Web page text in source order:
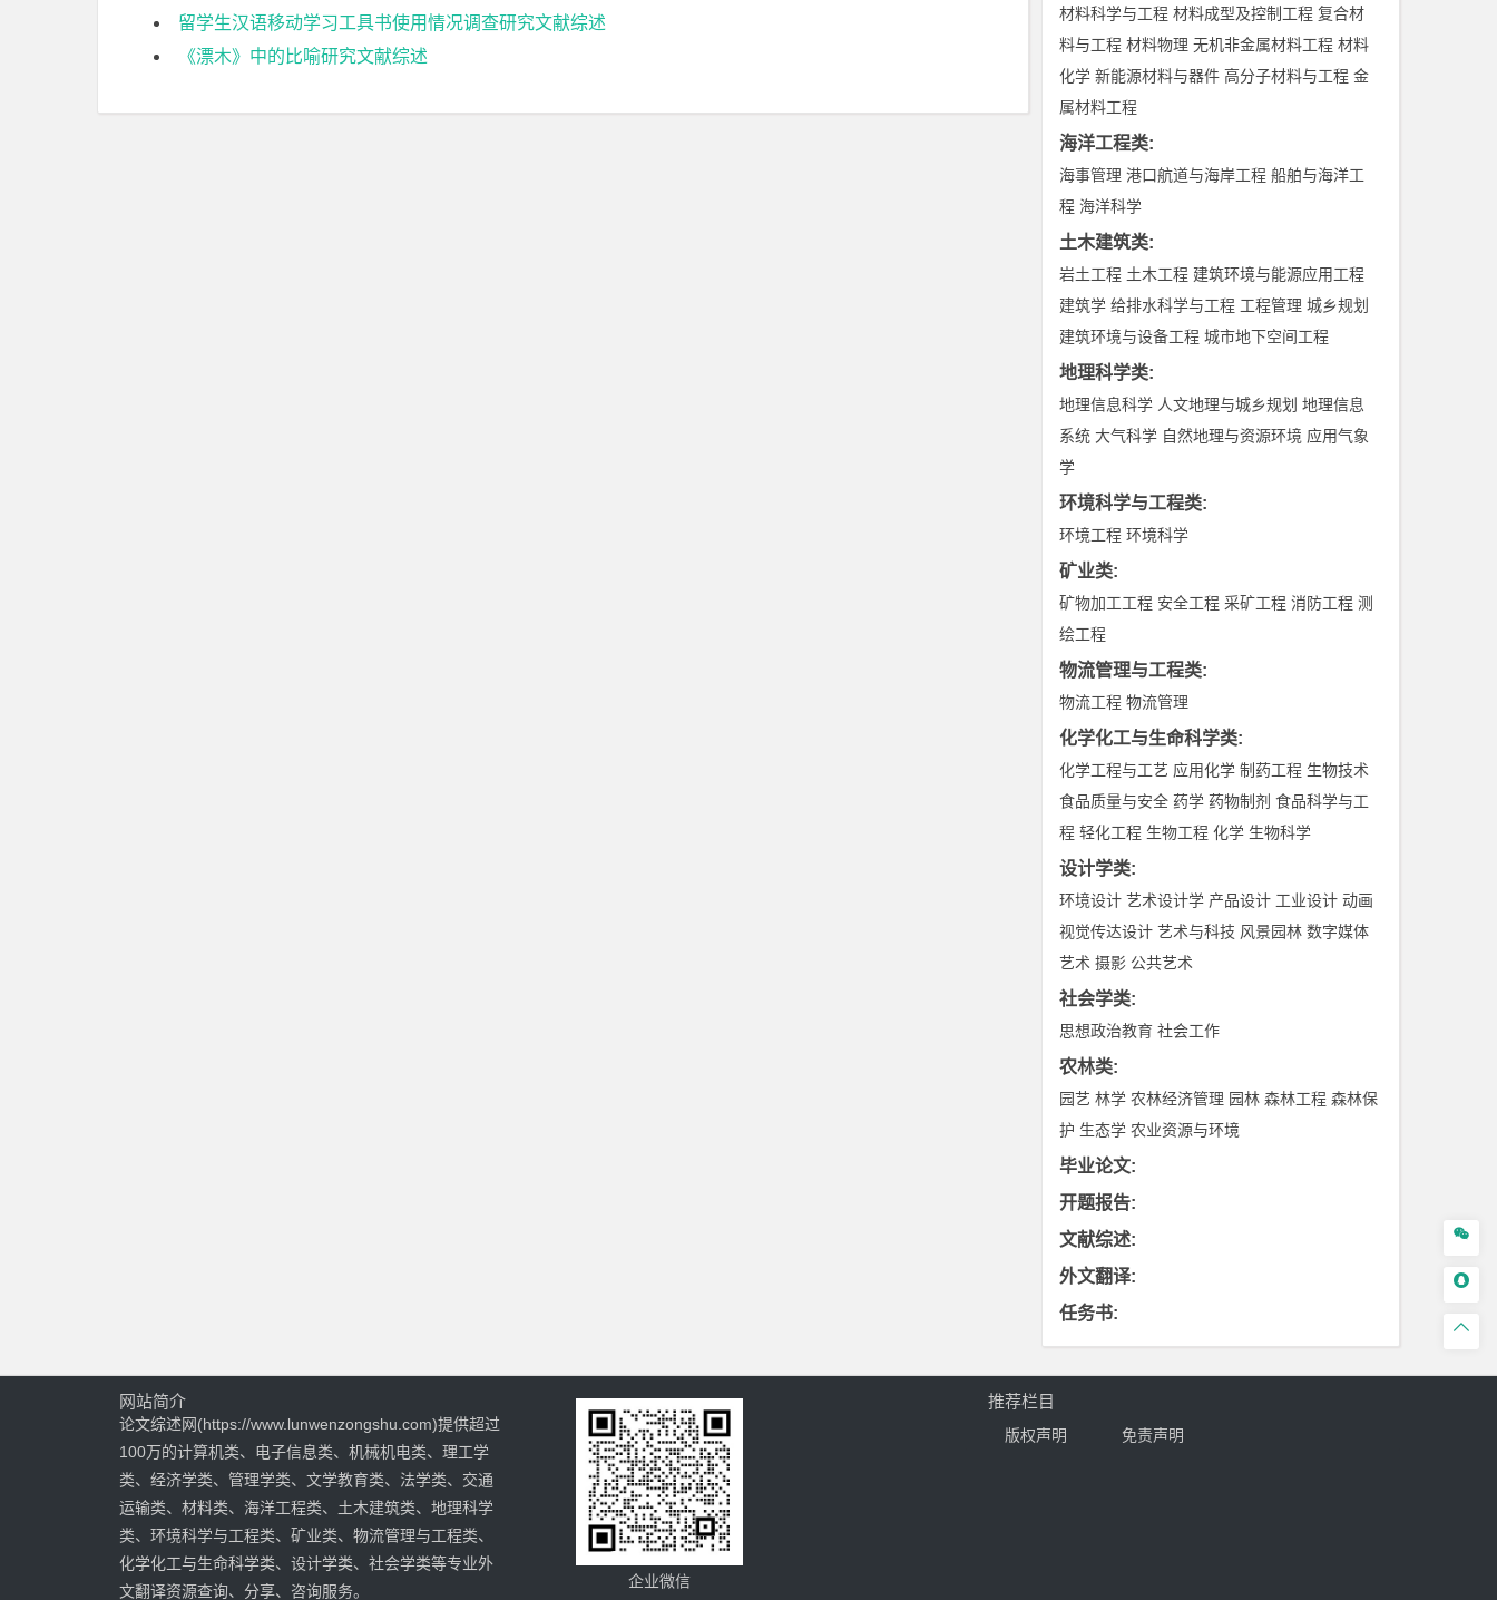
留学生汉语移动学习工具书使用情况调查研究文献综述
《漂木》中的比喻研究文献综述
材料科学与工程 材料成型及控制工程 复合材
料与工程 材料物理 无机非金属材料工程 材料
化学 新能源材料与器件 高分子材料与工程 金
属材料工程
海洋工程类:
海事管理 港口航道与海岸工程 船舶与海洋工
程 海洋科学
土木建筑类:
岩土工程 土木工程 建筑环境与能源应用工程
建筑学 给排水科学与工程 工程管理 城乡规划
建筑环境与设备工程 城市地下空间工程
地理科学类:
地理信息科学 人文地理与城乡规划 地理信息
系统 大气科学 自然地理与资源环境 应用气象
学
环境科学与工程类:
环境工程 环境科学
矿业类:
矿物加工工程 安全工程 采矿工程 消防工程 测
绘工程
物流管理与工程类:
物流工程 物流管理
化学化工与生命科学类:
化学工程与工艺 应用化学 制药工程 生物技术
食品质量与安全 药学 药物制剂 食品科学与工
程 轻化工程 生物工程 化学 生物科学
设计学类:
环境设计 艺术设计学 产品设计 工业设计 动画
视觉传达设计 艺术与科技 风景园林 数字媒体
艺术 摄影 公共艺术
社会学类:
思想政治教育 社会工作
农林类:
园艺 林学 农林经济管理 园林 森林工程 森林保
护 生态学 农业资源与环境
毕业论文:
开题报告:
文献综述:
外文翻译:
任务书:



网站简介
论文综述网(https://www.lunwenzongshu.com)提供超过
100万的计算机类、电子信息类、机械机电类、理工学
类、经济学类、管理学类、文学教育类、法学类、交通
运输类、材料类、海洋工程类、土木建筑类、地理科学
类、环境科学与工程类、矿业类、物流管理与工程类、
化学化工与生命科学类、设计学类、社会学类等专业外
文翻译资源查询、分享、咨询服务。
企业微信
推荐栏目
版权声明 免责声明